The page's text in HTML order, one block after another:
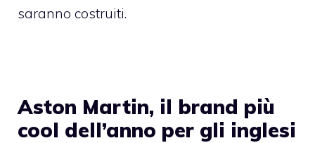
saranno costruiti.
Aston Martin, il brand più
cool dell’anno per gli inglesi